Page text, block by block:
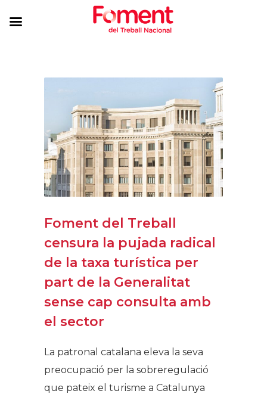
Foment del Treball
censura la pujada radical
de la taxa turística per
part de la Generalitat
sense cap consulta amb
el sector
La patronal catalana eleva la seva
preocupació per la sobreregulació
que pateix el turisme a Catalunya